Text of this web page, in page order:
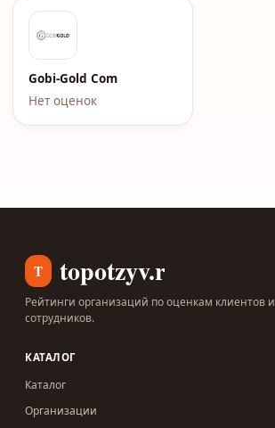
Gobi-Gold Com
Нет оценок
T topotzyv.ru
Рейтинги организаций по оценкам клиентов и
сотрудников.
КАТАЛОГ
Каталог
Организации